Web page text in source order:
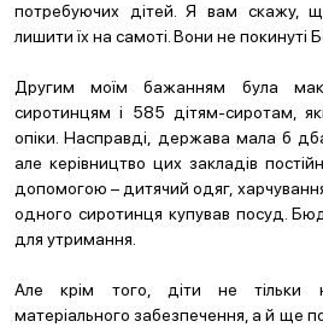
потребуючих дітей. Я вам скажу,
лишити їх на самоті. Вони не покинуті
Другим моїм бажанням була
сиротинцям і 585 дітям-сиротам, які
опіки. Насправді, держава мала б
але керівництво цих закладів
допомогою – дитячий одяг,
одного сиротинця купував посуд.
для утримання.
Але крім того, діти не тільки
матеріального забезпечення, а й ще